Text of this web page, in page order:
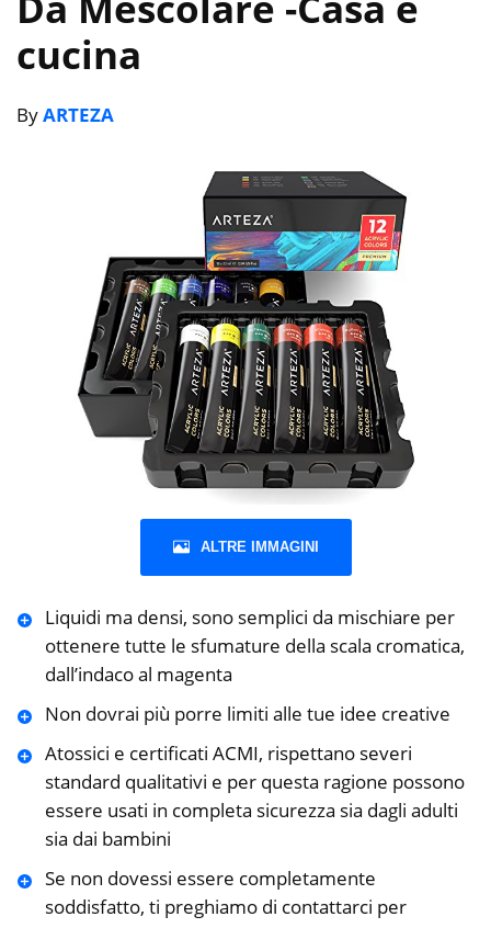
cucina
ByARTEZA
ALTRE IMMAGINI
Liquidi ma densi, sono semplici da mischiare per
ottenere tutte le sfumature della scala cromatica,
dall’indaco al magenta
Non dovrai più porre limiti alle tue idee creative
Atossici e certificati ACMI, rispettano severi
standard qualitativi e per questa ragione possono
essere usati in completa sicurezza sia dagli adulti
sia dai bambini
Se non dovessi essere completamente
soddisfatto, ti preghiamo di contattarci per